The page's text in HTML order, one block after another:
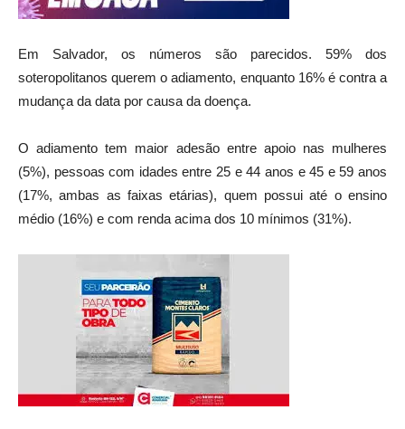
Em Salvador, os números são parecidos. 59% dos
soteropolitanos querem o adiamento, enquanto 16% é contra a
mudança da data por causa da doença.
O adiamento tem maior adesão entre apoio nas mulheres
(5%), pessoas com idades entre 25 e 44 anos e 45 e 59 anos
(17%, ambas as faixas etárias), quem possui até o ensino
médio (16%) e com renda acima dos 10 mínimos (31%).